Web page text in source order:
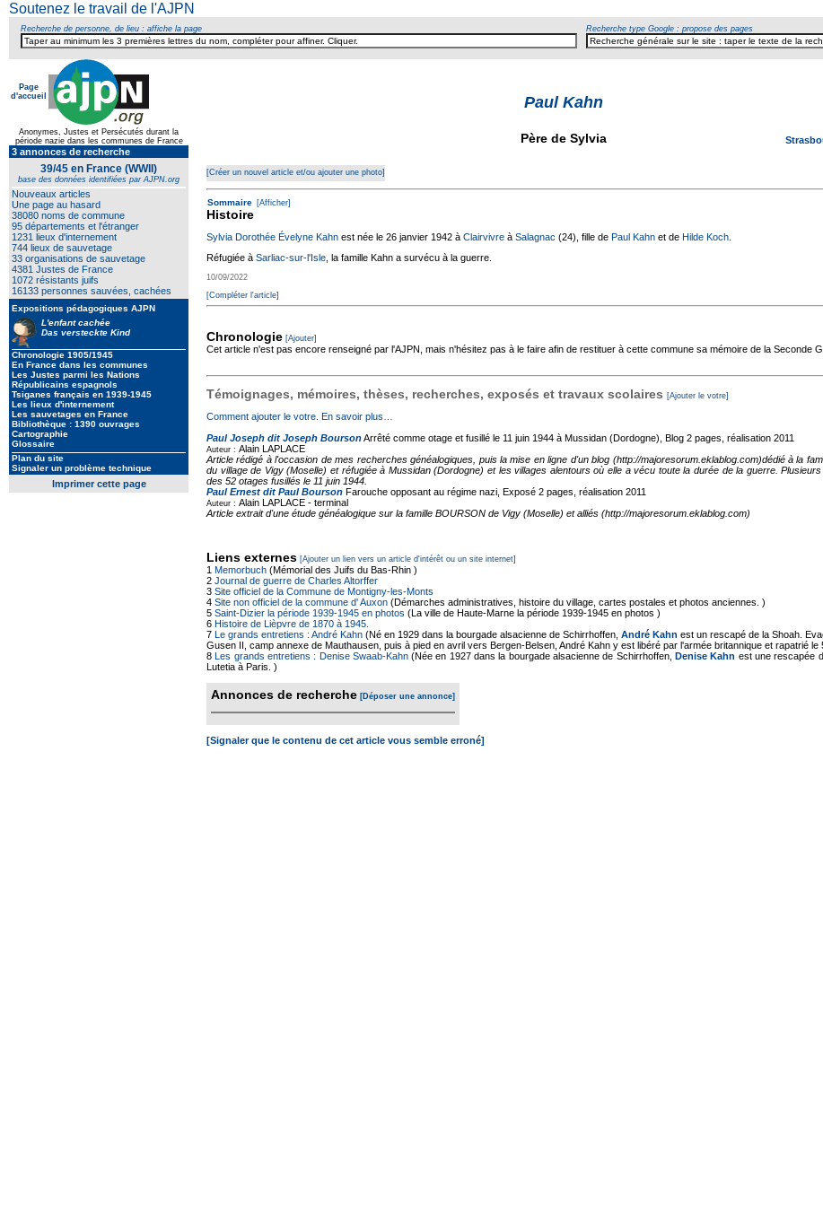
Soutenez le travail de l'AJPN
Recherche de personne, de lieu : affiche la page Recherche type Google : propose des pages
Page
d'accueil
Anonymes, Justes et Persécutés durant la
période nazie dans les communes de France
3 annonces de recherche
39/45 en France (WWII)
base des données identifiées par AJPN.org
Nouveaux articles
Une page au hasard
38080 noms de commune
95 départements et l'étranger
1231 lieux d'internement
744 lieux de sauvetage
33 organisations de sauvetage
4381 Justes de France
1072 résistants juifs
16133 personnes sauvées, cachées
Expositions pédagogiques AJPN
L'enfant cachée
Das versteckte Kind
Chronologie 1905/1945
En France dans les communes
Les Justes parmi les Nations
Républicains espagnols
Tsiganes français en 1939-1945
Les lieux d'internement
Les sauvetages en France
Bibliothèque : 1390 ouvrages
Cartographie
Glossaire
Plan du site
Signaler un problème technique
Imprimer cette page
Paul Kahn
Père de Sylvia
[Créer un nouvel article et/ou ajouter une photo]
Sommaire [Afficher]
Histoire
Sylvia Dorothée Évelyne Kahn est née le 26 janvier 1942 à Clairvivre à Salagnac (24), fille de Paul Kahn et de Hilde Koch
Réfugiée à Sarliac-sur-l'Isle , la famille Kahn a survécu à la guerre.
10/09/2022
[Compléter l'article]
Chronologie [Ajouter]
Cet article n'est pas encore renseigné par l'AJPN, mais n'hésitez pas à le faire afin de restituer à cette commune sa mémoire de la Seconde
Témoignages, mémoires, thèses, recherches, exposés et travaux scolaires [Ajouter le votre]
Comment ajouter le votre. En savoir plus…
Paul Joseph dit Joseph BoursonArrêté comme otage et fusillé le 11 juin 1944 à Mussidan (Dordogne), Blog 2 pages, réalisation 2011
Auteur : Alain LAPLACE
Article rédigé à l'occasion de mes recherches généalogiques, puis la mise en ligne d'un blog (http://majoresorum.eklablog.com)dédié à la
du village de Vigy (Moselle) et réfugiée à Mussidan (Dordogne) et les villages alentours où elle a vécu toute la durée de la guerre.
des 52 otages fusillés le 11 juin 1944.
Paul Ernest dit Paul Bourson Farouche opposant au régime nazi, Exposé 2 pages, réalisation 2011
Auteur : Alain LAPLACE - terminal
Article extrait d'une étude généalogique sur la famille BOURSON de Vigy (Moselle) et alliés (http://majoresorum.eklablog.com)
Liens externes [Ajouter un lien vers un article d'intérêt ou un site internet]
1 Memorbuch (Mémorial des Juifs du Bas-Rhin )
2 Journal de guerre de Charles Altorffer
3 Site officiel de la Commune de Montigny-les-Monts
4 Site non officiel de la commune d' Auxon (Démarches administratives, histoire du village, cartes postales et photos anciennes. )
5 Saint-Dizier la période 1939-1945 en photos (La ville de Haute-Marne la période 1939-1945 en photos )
6 Histoire de Lièpvre de 1870 à 1945.
7 Le grands entretiens : André Kahn (Né en 1929 dans la bourgade alsacienne de Schirrhoffen, André Kahn est un rescapé de la Shoah.
Gusen II, camp annexe de Mauthausen, puis à pied en avril vers Bergen-Belsen, André Kahn y est libéré par l'armée britannique et rapatrié le
8Les grands entretiens : Denise Swaab-Kahn(Née en 1927 dans la bourgade alsacienne de Schirrhoffen, Denise Kahn est une rescapée
Lutetia à Paris. )
Annonces de recherche [Déposer une annonce]
[Signaler que le contenu de cet article vous semble erroné]